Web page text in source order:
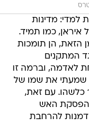
למדי: מדינות
איראן, כמו תמיד.
הזאת, הן תומכות
המתקנים
לאדמה, וברמה זו
שמעתי את שמו של
כלשהו. עם זאת,
האש
להרחבת